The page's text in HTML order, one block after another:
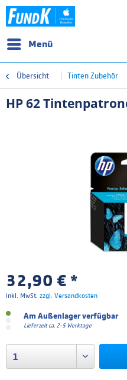
Menü
Übersicht Tinten Zubehör
HP 62
32,90 € *
inkl. MwSt. zzgl. Versandkosten
Am Außenlager verfügbar
Lieferzeit ca. 2-5 Werktage